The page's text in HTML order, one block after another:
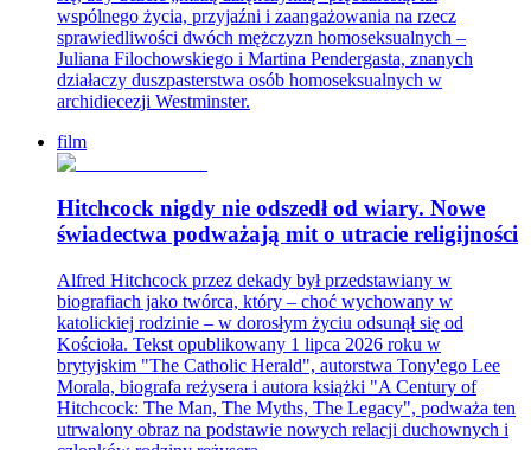
wspólnego życia, przyjaźni i zaangażowania na rzecz
sprawiedliwości dwóch mężczyzn homoseksualnych –
Juliana Filochowskiego i Martina Pendergasta, znanych
działaczy duszpasterstwa osób homoseksualnych w
archidiecezji Westminster.
film
Hitchcock nigdy nie odszedł od wiary. Nowe
świadectwa podważają mit o utracie religijności
Alfred Hitchcock przez dekady był przedstawiany w
biografiach jako twórca, który – choć wychowany w
katolickiej rodzinie – w dorosłym życiu odsunął się od
Kościoła. Tekst opublikowany 1 lipca 2026 roku w
brytyjskim "The Catholic Herald", autorstwa Tony'ego Lee
Morala, biografa reżysera i autora książki "A Century of
Hitchcock: The Man, The Myths, The Legacy", podważa ten
utrwalony obraz na podstawie nowych relacji duchownych i